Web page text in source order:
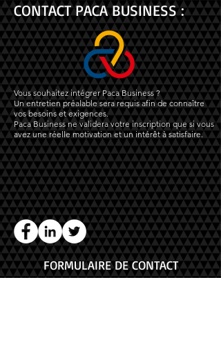
CONTACT PACA BUSINESS :
Vous souhaitez intégrer Paca Business ?
Un entretien préalable sera requis afin de connaître
vos besoins et exigences.
Paca Business ne validera votre inscription que si vous
avez une réelle motivation et un intérêt à satisfaire.
FORMULAIRE DE CONTACT